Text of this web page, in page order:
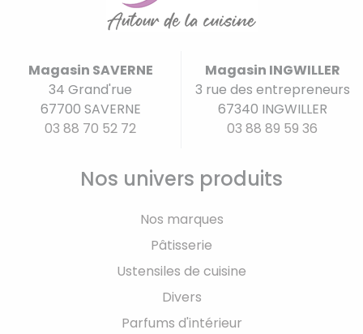
Magasin SAVERNE
34 Grand'rue
67700 SAVERNE
03 88 70 52 72
Magasin INGWILLER
3 rue des entrepreneurs
67340 INGWILLER
03 88 89 59 36
Nos univers produits
Nos marques
Pâtisserie
Ustensiles de cuisine
Divers
Parfums d'intérieur